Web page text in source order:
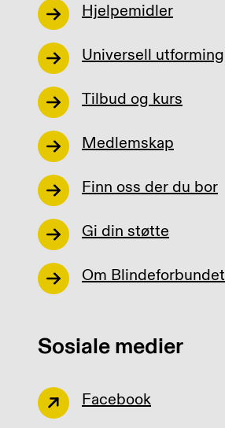
Hjelpemidler
Universell utforming
Tilbud og kurs
Medlemskap
Finn oss der du bor
Gi din støtte
Om Blindeforbundet
Sosiale medier
Facebook